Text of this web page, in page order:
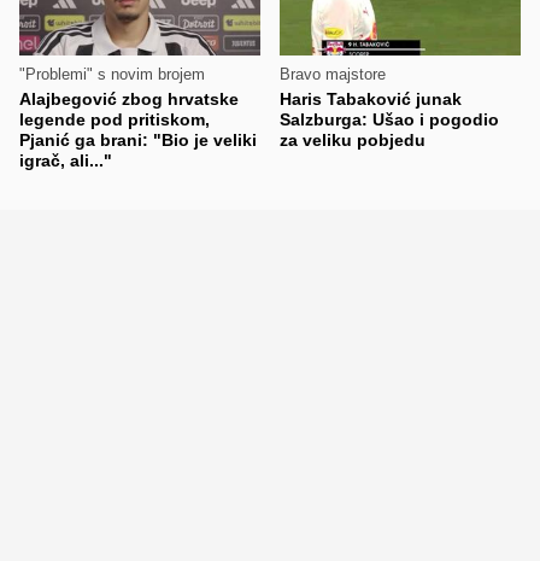
"Problemi" s novim brojem
Alajbegović zbog hrvatske
legende pod pritiskom,
Pjanić ga brani: "Bio je veliki
igrač, ali..."
Bravo majstore
Haris Tabaković junak
Salzburga: Ušao i pogodio
za veliku pobjedu